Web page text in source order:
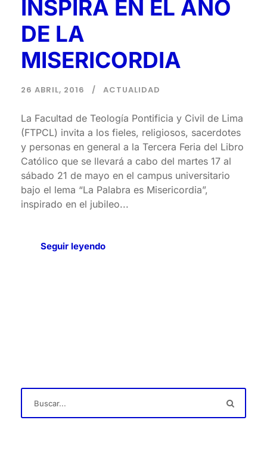
INSPIRA EN EL AÑO
DE LA
MISERICORDIA
26 ABRIL, 2016 ACTUALIDAD
La Facultad de Teología Pontificia y Civil de Lima
(FTPCL) invita a los fieles, religiosos, sacerdotes
y personas en general a la Tercera Feria del Libro
Católico que se llevará a cabo del martes 17 al
sábado 21 de mayo en el campus universitario
bajo el lema “La Palabra es Misericordia”,
inspirado en el jubileo...
Seguir leyendo